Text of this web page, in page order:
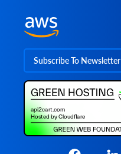
Subscribe To Newsletter